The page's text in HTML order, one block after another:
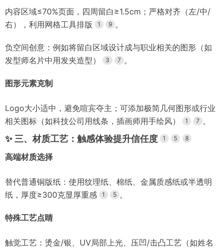
内容区域≤70%页面，四周留白≥1.5cm；严格对齐（左/中/
右），利用网格工具排版
1 9 。
负空间创意：例如将留白区域设计成与职业相关的图形（如
发型师名片中用发夹造型）
3 7 。
图形元素克制
Logo大小适中，避免喧宾夺主；可添加极简几何图形或行业
相关图标（如科技公司用线条，插画师用手绘风）
1 7 。
✨ 三、材质工艺：触感体验提升信任度 1 5 8
高端材质选择
替代普通铜版纸：使用纹理纸、棉纸、金属质感纸或半透明
纸，厚度≥300克显厚重感
1 5 。
特殊工艺点睛
触觉工艺：烫金/银、UV局部上光、压凹/击凸工艺（如姓名